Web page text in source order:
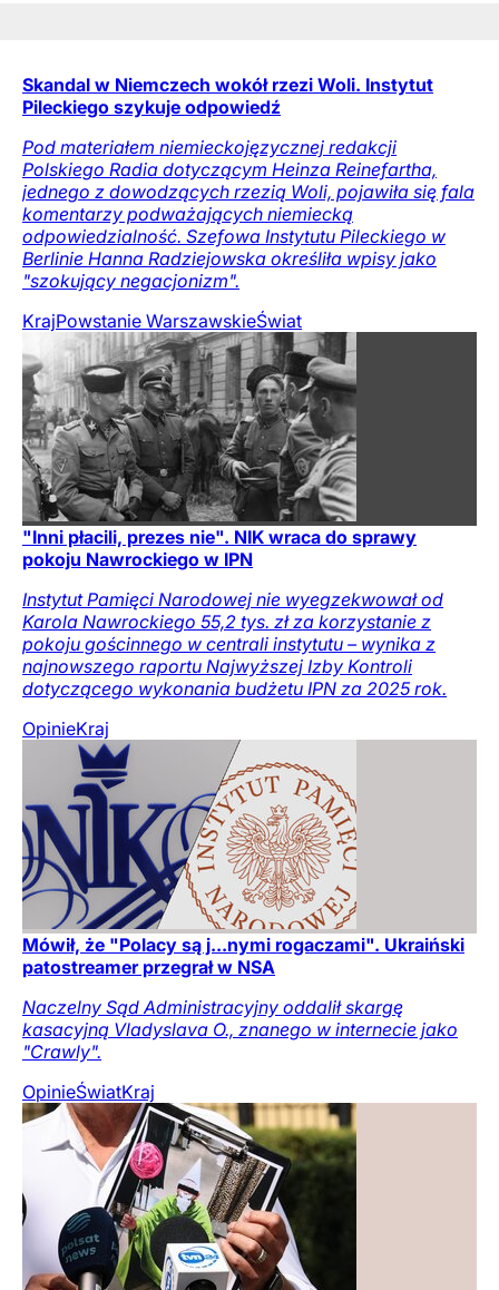
Skandal w Niemczech wokół rzezi Woli. Instytut
Pileckiego szykuje odpowiedź
Pod materiałem niemieckojęzycznej redakcji
Polskiego Radia dotyczącym Heinza Reinefartha,
jednego z dowodzących rzezią Woli, pojawiła się fala
komentarzy podważających niemiecką
odpowiedzialność. Szefowa Instytutu Pileckiego w
Berlinie Hanna Radziejowska określiła wpisy jako
"szokujący negacjonizm".
KrajPowstanie WarszawskieŚwiat
"Inni płacili, prezes nie". NIK wraca do sprawy
pokoju Nawrockiego w IPN
Instytut Pamięci Narodowej nie wyegzekwował od
Karola Nawrockiego 55,2 tys. zł za korzystanie z
pokoju gościnnego w centrali instytutu – wynika z
najnowszego raportu Najwyższej Izby Kontroli
dotyczącego wykonania budżetu IPN za 2025 rok.
OpinieKraj
Mówił, że "Polacy są j...nymi rogaczami". Ukraiński
patostreamer przegrał w NSA
Naczelny Sąd Administracyjny oddalił skargę
kasacyjną Vladyslava O., znanego w internecie jako
"Crawly".
OpinieŚwiatKraj